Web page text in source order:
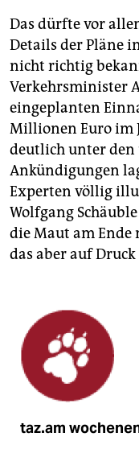
Das dürfte vor
Details der Pläne
nicht richtig
Verkehrsminister
eingeplanten
Millionen Euro im
deutlich unter
Ankündigungen
Experten völlig
Wolfgang
die Maut am
das aber auf
taz.am